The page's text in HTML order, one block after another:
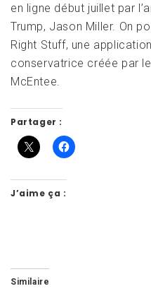
en ligne début juillet par
Trump, Jason Miller. On
Right Stuff, une
conservatrice créée par
McEntee.
Partager :
J’aime ça :
Similaire